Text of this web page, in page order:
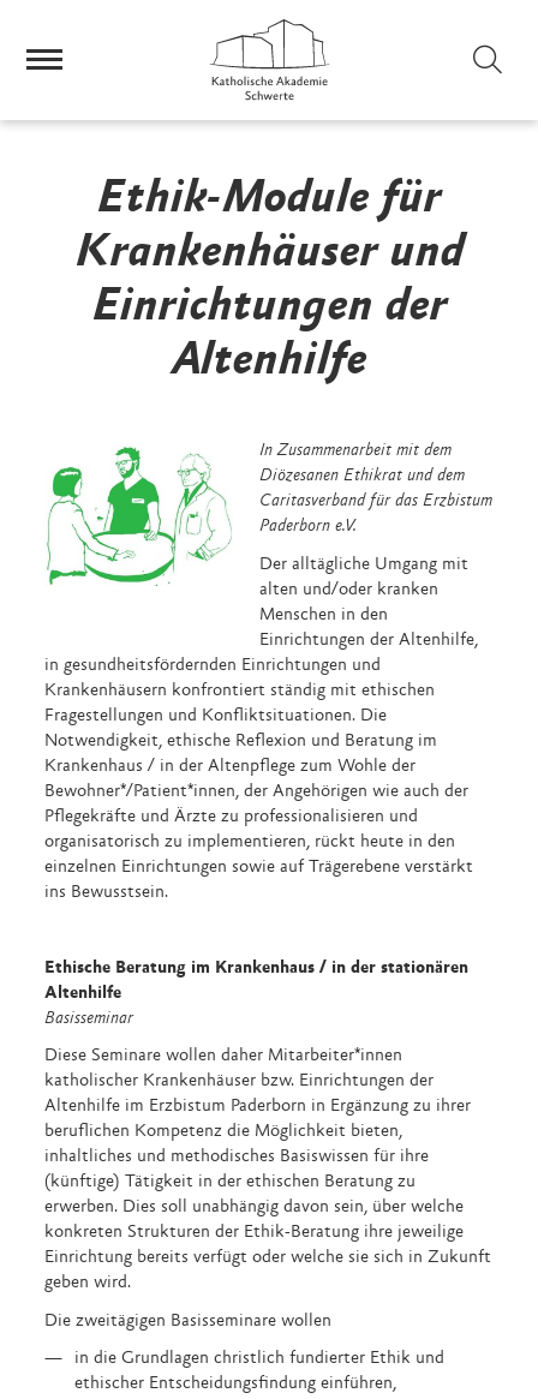
Ethik-Module für
Krankenhäuser und
Einrichtungen der
Altenhilfe
In Zusammenarbeit mit dem
Diözesanen Ethikrat und dem
Caritasverband für das Erzbistum
Paderborn e.V.
Der alltägliche Umgang mit
alten und/oder kranken
Menschen in den
Einrichtungen der Altenhilfe,
in gesundheitsfördernden Einrichtungen und
Krankenhäusern konfrontiert ständig mit ethischen
Fragestellungen und Konfliktsituationen. Die
Notwendigkeit, ethische Reflexion und Beratung im
Krankenhaus / in der Altenpflege zum Wohle der
Bewohner*/Patient*innen, der Angehörigen wie auch der
Pflegekräfte und Ärzte zu professionalisieren und
organisatorisch zu implementieren, rückt heute in den
einzelnen Einrichtungen sowie auf Trägerebene verstärkt
ins Bewusstsein.
Ethische Beratung im Krankenhaus / in der stationären
Altenhilfe
Basisseminar
Diese Seminare wollen daher Mitarbeiter*innen
katholischer Krankenhäuser bzw. Einrichtungen der
Altenhilfe im Erzbistum Paderborn in Ergänzung zu ihrer
beruflichen Kompetenz die Möglichkeit bieten,
inhaltliches und methodisches Basiswissen für ihre
(künftige) Tätigkeit in der ethischen Beratung zu
erwerben. Dies soll unabhängig davon sein, über welche
konkreten Strukturen der Ethik-Beratung ihre jeweilige
Einrichtung bereits verfügt oder welche sie sich in Zukunft
geben wird.
Die zweitägigen Basisseminare wollen
in die Grundlagen christlich fundierter Ethik und
ethischer Entscheidungsfindung einführen,